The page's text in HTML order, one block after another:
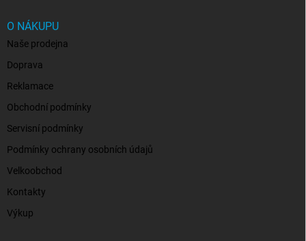
O NÁKUPU
Naše prodejna
Doprava
Reklamace
Obchodní podmínky
Servisní podmínky
Podmínky ochrany osobních údajů
Velkoobchod
Kontakty
Výkup